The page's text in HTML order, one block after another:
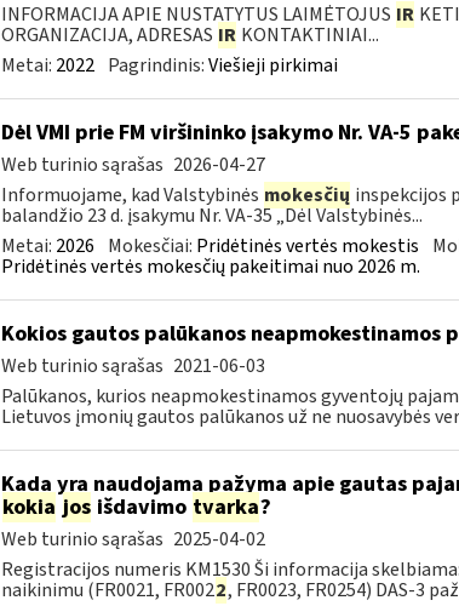
INFORMACIJA APIE NUSTATYTUS LAIMĖTOJUS IR
ORGANIZACIJA, ADRESAS IR KONTAKTINIAI...
Metai: 2022 Pagrindinis:Viešieji pirkimai
Dėl VMI prie FM viršininko įsakymo Nr. VA-5
Web turinio sąrašas 2026-04-27
Informuojame, kad Valstybinės mokesčių inspekcijos
balandžio 23 d. įsakymu Nr. VA-35 „Dėl Valstybinės...
Metai: 2026 Mokesčiai: Pridėtinės vertės mokestis
Pridėtinės vertės mokesčių pakeitimai nuo 2026 m.
Kokios gautos palūkanos neapmokestinamos
Web turinio sąrašas 2021-06-03
Palūkanos, kurios neapmokestinamos gyventojų
Lietuvos įmonių gautos palūkanos už ne nuosavybės
Kada yra naudojama pažyma apie gautas
kokia jos išdavimo tvarka?
Web turinio sąrašas 2025-04-02
Registracijos numeris KM1530 Ši informacija
naikinimu (FR0021, FR0022, FR0023, FR0254) DAS-3